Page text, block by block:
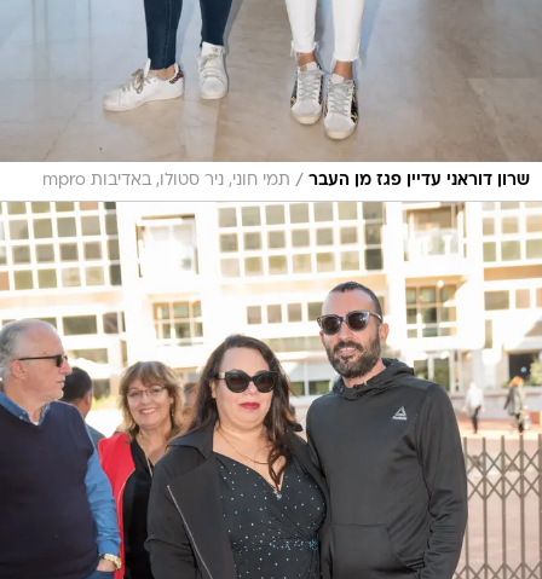
שרון דוראני עדיין פגז מן העבר / תמי חוני, ניר סטולו, באדיבות mpro